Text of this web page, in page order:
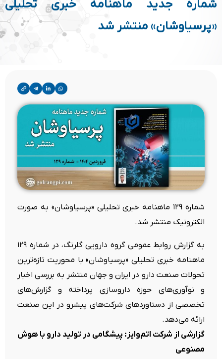
شماره جدید ماهنامه خبری تحلیلی
«پرسیاوشان» منتشر شد
شماره ۱۲۹ ماهنامه خبری تحلیلی «پرسیاوشان» به صورت
الکترونیک منتشر شد.
به گزارش روابط عمومی گروه دارویی گلرنگ، در شماره ۱۲۹
ماهنامه خبری تحلیلی «پرسیاوشان» با محوریت تازه‌ترین
تحولات صنعت دارو در ایران و جهان منتشر به بررسی اخبار
و نوآوری‌های حوزه داروسازی پرداخته و گزارش‌های
تخصصی از دستاوردهای شرکت‌های پیشرو در این صنعت
ارائه می‌دهد.
گزارشی از شرکت اتم‌وایز: پیشگامی در تولید دارو با هوش
مصنوعی